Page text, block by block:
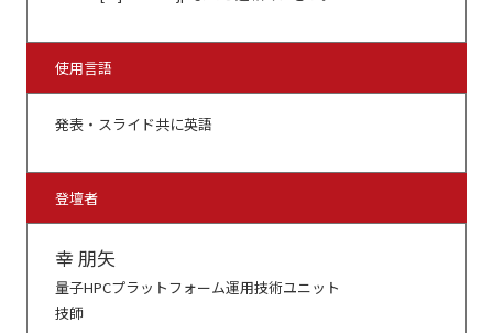
使用言語
発表・スライド共に英語
登壇者
幸 朋矢
量子HPCプラットフォーム運用技術ユニット
技師